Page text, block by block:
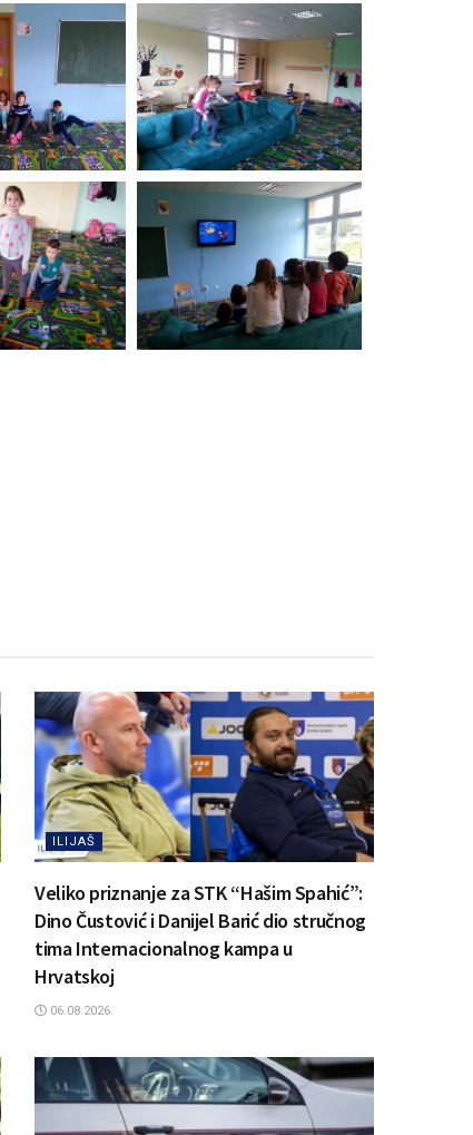
ILIJAŠ
Veliko priznanje za STK “Hašim Spahić”:
Dino Čustović i Danijel Barić dio stručnog
tima Internacionalnog kampa u
Hrvatskoj
06.08.2026.